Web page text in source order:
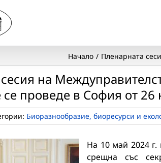
Начало Пленарната
на
проведе в София от 26
Биоразнообразие, биоресурси и
На 10 май 2024 г.
срещна със